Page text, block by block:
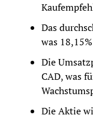
Das
was
Die
CAD, was
Die Aktie